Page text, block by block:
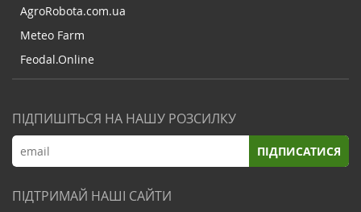
AgroRobota.com.ua
Meteo Farm
Feodal.Online
ПІДПИШІТЬСЯ НА НАШУ РОЗСИЛКУ
ПІДПИСАТИСЯ
ПІДТРИМАЙ НАШІ САЙТИ